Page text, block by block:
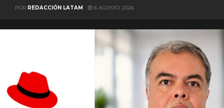
POR REDACCIÓN LATAM 6 AGOSTO, 2026